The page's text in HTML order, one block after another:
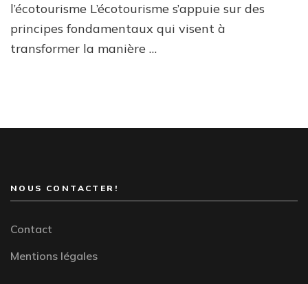
l’écotourisme L’écotourisme s’appuie sur des
principes fondamentaux qui visent à
transformer la manière …
NOUS CONTACTER!
Contact
Mentions légales